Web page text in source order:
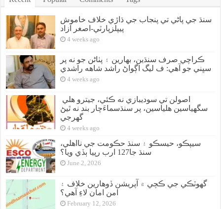
سنڌ جي پاڻي تي پنجاب جي ڌاڙي خلاف خاموش
پيپلزپارٽي-اصغر آزاد
4 weeks ago
ڪراچي صرف سنڌين، بهارين ۽ پٺاڻن جو نه پر
سڀني جو آهي: ف ليگ اڳواڻ راشد شاهه راشدي
4 weeks ago
سگهياسين هلياسين، پر سنڌسماءَچار بند نه ٿيڻ
گهرجي
4 weeks ago
سيپڪو، حيسڪو ۽ سنڌ حڪومت جي نااهلي،
سنڌ جا127 ارب رپيا ٻڏي ويا؟
June 2, 2026
گهوٽڪي جي ڪچي ۾ آپريشن ڏوهارين خلاف ۽
امن امان لاءِ آهي؟
February 12, 2026